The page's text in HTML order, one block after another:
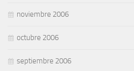
noviembre 2006
octubre 2006
septiembre 2006